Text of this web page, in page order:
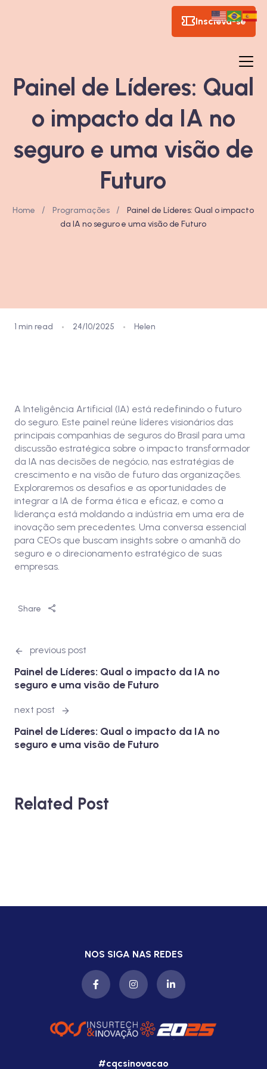
Inscreva-se
Painel de Líderes: Qual
o impacto da IA no
seguro e uma visão de
Futuro
Home / Programações /
Painel de Líderes: Qual o impacto
da IA no seguro e uma visão de Futuro
1 min read 24/10/2025 Helen
A Inteligência Artificial (IA) está redefinindo o futuro
do seguro. Este painel reúne líderes visionários das
principais companhias de seguros do Brasil para uma
discussão estratégica sobre o impacto transformador
da IA nas decisões de negócio, nas estratégias de
crescimento e na visão de futuro das organizações.
Exploraremos os desafios e as oportunidades de
integrar a IA de forma ética e eficaz, e como a
liderança está moldando a indústria em uma era de
inovação sem precedentes. Uma conversa essencial
para CEOs que buscam insights sobre o amanhã do
seguro e o direcionamento estratégico de suas
empresas.
Share
previous post
Painel de Líderes: Qual o impacto da IA no
seguro e uma visão de Futuro
next post
Painel de Líderes: Qual o impacto da IA no
seguro e uma visão de Futuro
Related Post
NOS SIGA NAS REDES
#cqcsinovacao